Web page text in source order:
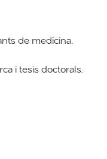
de medicina.
i tesis doctorals.